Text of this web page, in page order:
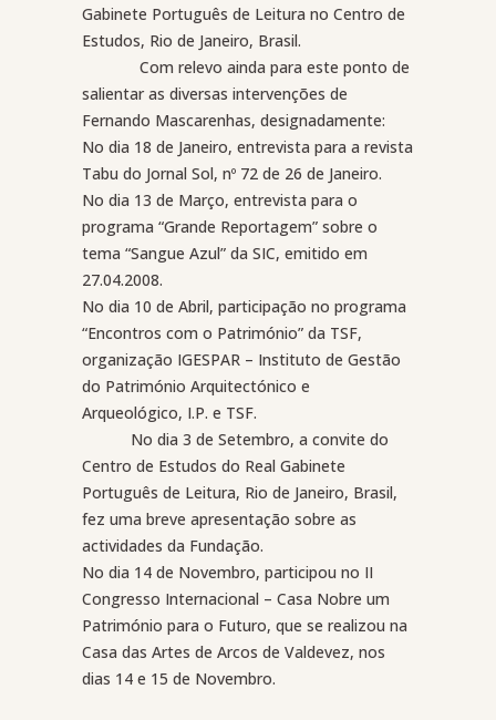
Gabinete Português de Leitura no Centro de
Estudos, Rio de Janeiro, Brasil.
Com relevo ainda para este ponto de
salientar as diversas intervenções de
Fernando Mascarenhas, designadamente:
No dia 18 de Janeiro, entrevista para a revista
Tabu do Jornal Sol, nº 72 de 26 de Janeiro.
No dia 13 de Março, entrevista para o
programa “Grande Reportagem” sobre o
tema “Sangue Azul” da SIC, emitido em
27.04.2008.
No dia 10 de Abril, participação no programa
“Encontros com o Património” da TSF,
organização IGESPAR – Instituto de Gestão
do Património Arquitectónico e
Arqueológico, I.P. e TSF.
No dia 3 de Setembro, a convite do
Centro de Estudos do Real Gabinete
Português de Leitura, Rio de Janeiro, Brasil,
fez uma breve apresentação sobre as
actividades da Fundação.
No dia 14 de Novembro, participou no II
Congresso Internacional – Casa Nobre um
Património para o Futuro, que se realizou na
Casa das Artes de Arcos de Valdevez, nos
dias 14 e 15 de Novembro.